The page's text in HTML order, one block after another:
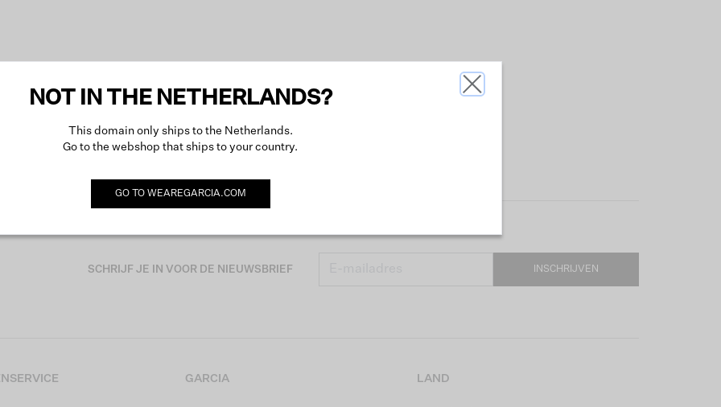
SCHRIJF JE IN VOOR DE NIEUWSBRIEF INSCHRIJVEN
GARCIA LAND
NOT IN THE NETHERLANDS?
This domain only ships to the Netherlands.
Go to the webshop that ships to your country.
GO TO WEAREGARCIA.COM